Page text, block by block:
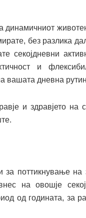
динамичниот
без разлика
секојдневни
и
вашата дневна
и здравјето на
поттикнување на
на овошје
од годината, за